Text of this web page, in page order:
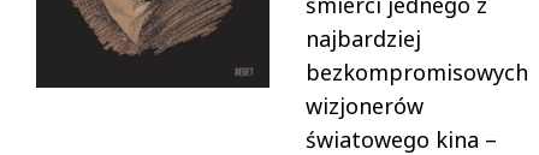
najbardziej
bezkompromisowych
wizjonerów
światowego kina –